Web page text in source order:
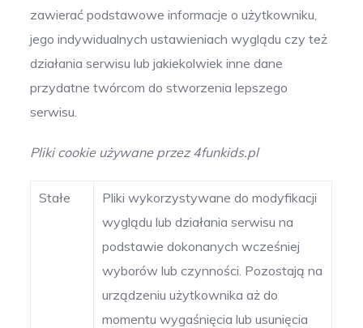
zawierać podstawowe informacje o użytkowniku,
jego indywidualnych ustawieniach wyglądu czy też
działania serwisu lub jakiekolwiek inne dane
przydatne twórcom do stworzenia lepszego
serwisu.
Pliki cookie używane przez 4funkids.pl
Stałe
Pliki wykorzystywane do modyfikacji
wyglądu lub działania serwisu na
podstawie dokonanych wcześniej
wyborów lub czynności. Pozostają na
urządzeniu użytkownika aż do
momentu wygaśnięcia lub usunięcia